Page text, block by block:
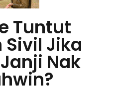
Tuntut
Sivil Jika
Nak